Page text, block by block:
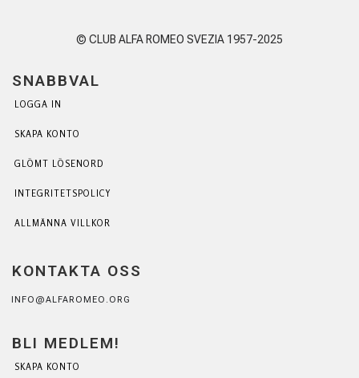
© CLUB ALFA ROMEO SVEZIA 1957-2025
SNABBVAL
LOGGA IN
SKAPA KONTO
GLÖMT LÖSENORD
INTEGRITETSPOLICY
ALLMÄNNA VILLKOR
KONTAKTA OSS
INFO@ALFAROMEO.ORG
BLI MEDLEM!
SKAPA KONTO